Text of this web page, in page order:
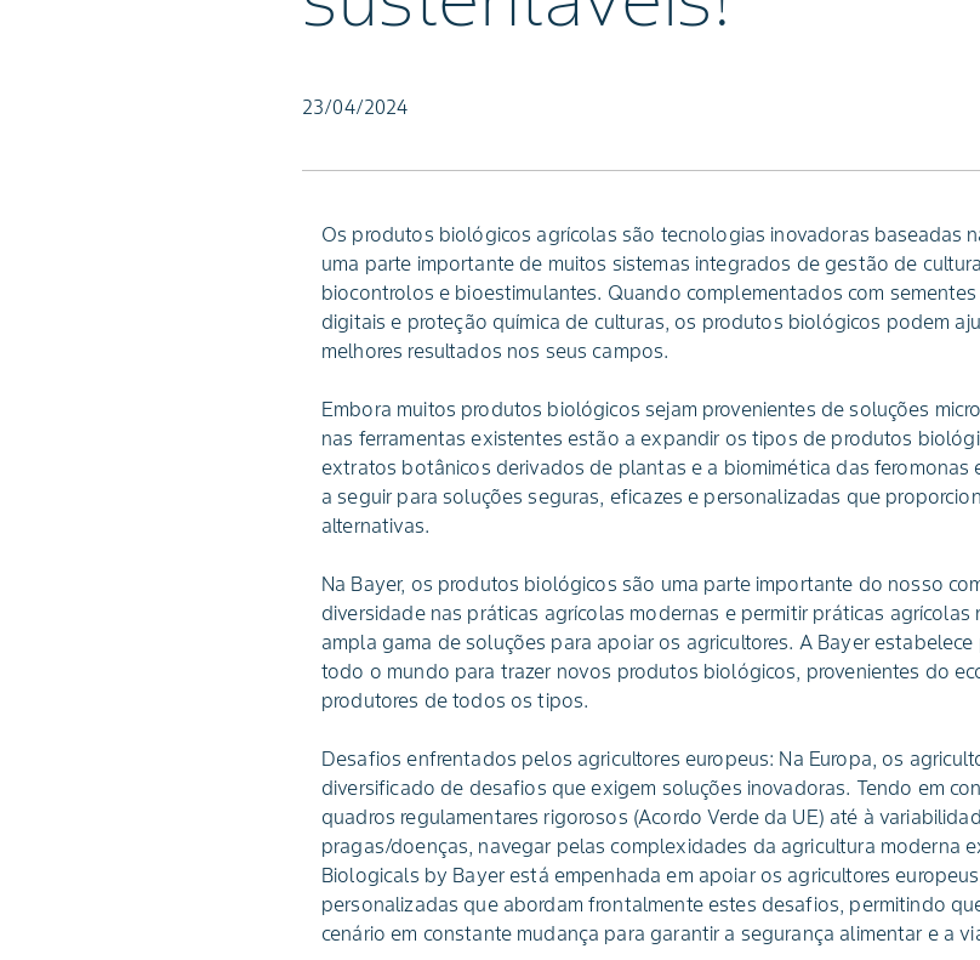
23/04/2024
Os produtos biológicos agrícolas são tecnologias inovadoras baseadas
uma parte importante de muitos sistemas integrados de gestão de
biocontrolos e bioestimulantes. Quando complementados com
digitais e proteção química de culturas, os produtos biológicos podem
melhores resultados nos seus campos.
Embora muitos produtos biológicos sejam provenientes de soluções
nas ferramentas existentes estão a expandir os tipos de produtos
extratos botânicos derivados de plantas e a biomimética das feromonas
a seguir para soluções seguras, eficazes e personalizadas que
alternativas.
Na Bayer, os produtos biológicos são uma parte importante do nosso
diversidade nas práticas agrícolas modernas e permitir práticas agrícolas
ampla gama de soluções para apoiar os agricultores. A Bayer estabelece
todo o mundo para trazer novos produtos biológicos, provenientes do
produtores de todos os tipos.
Desafios enfrentados pelos agricultores europeus: Na Europa, os
diversificado de desafios que exigem soluções inovadoras. Tendo em
quadros regulamentares rigorosos (Acordo Verde da UE) até à
pragas/doenças, navegar pelas complexidades da agricultura moderna
Biologicals by Bayer está empenhada em apoiar os agricultores
personalizadas que abordam frontalmente estes desafios, permitindo
cenário em constante mudança para garantir a segurança alimentar e a